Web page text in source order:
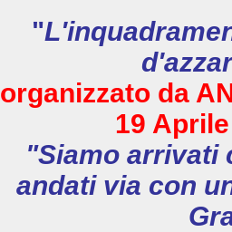
"
organizzato da
19
"Siamo arrivati
andati via con